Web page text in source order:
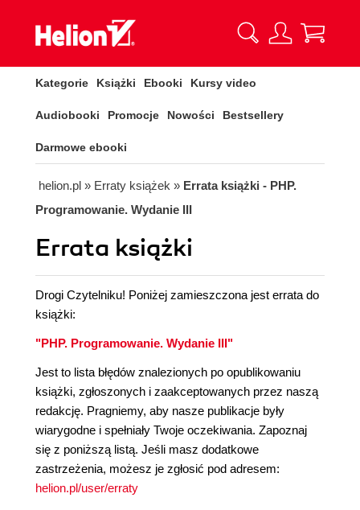
Kategorie Książki Ebooki Kursy video
Audiobooki Promocje Nowości Bestsellery
Darmowe ebooki
helion.pl » Erraty książek » Errata książki - PHP.
Programowanie. Wydanie III
Errata książki
Drogi Czytelniku! Poniżej zamieszczona jest errata do
książki:
"PHP. Programowanie. Wydanie III"
Jest to lista błędów znalezionych po opublikowaniu
książki, zgłoszonych i zaakceptowanych przez naszą
redakcję. Pragniemy, aby nasze publikacje były
wiarygodne i spełniały Twoje oczekiwania. Zapoznaj
się z poniższą listą. Jeśli masz dodatkowe
zastrzeżenia, możesz je zgłosić pod adresem:
helion.pl/user/erraty